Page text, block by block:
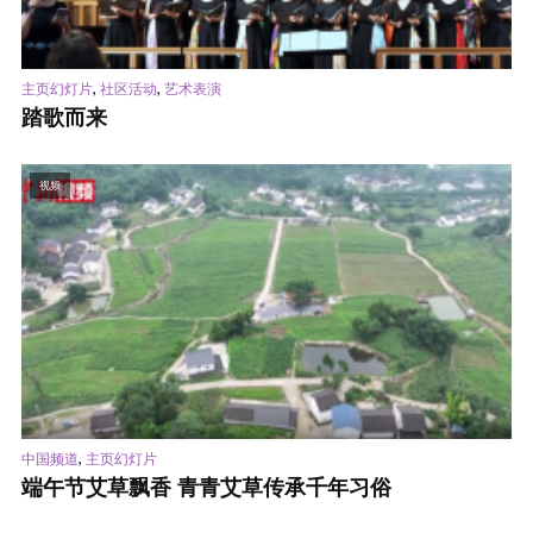
主页幻灯片, 社区活动, 艺术表演
踏歌而来
视频
中国频道, 主页幻灯片
端午节艾草飘香 青青艾草传承千年习俗